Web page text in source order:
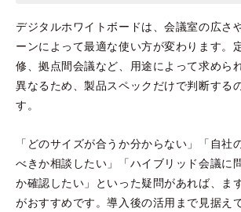
デジタルホワイトボードは、会議室の広さ
ーンによって最適な使い方が変わります。
修、拠点間会議など、用途によって求めら
異なるため、製品スペックだけで判断する
す。
「どのサイズが合うか分からない」「自社
べきか相談したい」「ハイブリッド会議に
か確認したい」といった疑問があれば、ま
がおすすめです。導入後の活用まで見据え